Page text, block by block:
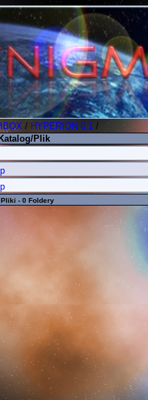
/ HYPERION 6.1 /
Katalog/Plik
- 0 Foldery